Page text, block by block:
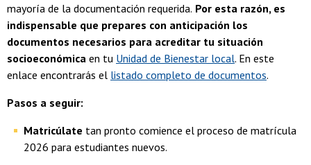
mayoría de la documentación requerida. Por esta razón, es
indispensable que prepares con anticipación los
documentos necesarios para acreditar tu situación
socioeconómica en tu Unidad de Bienestar local. En este
enlace encontrarás el listado completo de documentos.
Pasos a seguir:
Matricúlate tan pronto comience el proceso de matrícula
2026 para estudiantes nuevos.